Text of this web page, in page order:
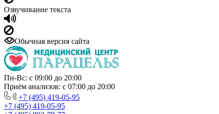
Озвучивание текста
Обычная версия сайта
Пн-Вс: с 09:00 до 20:00
Приём анализов: с 07:00 до 20:00
+7 (495) 419-05-95
+7 (495) 419-05-95